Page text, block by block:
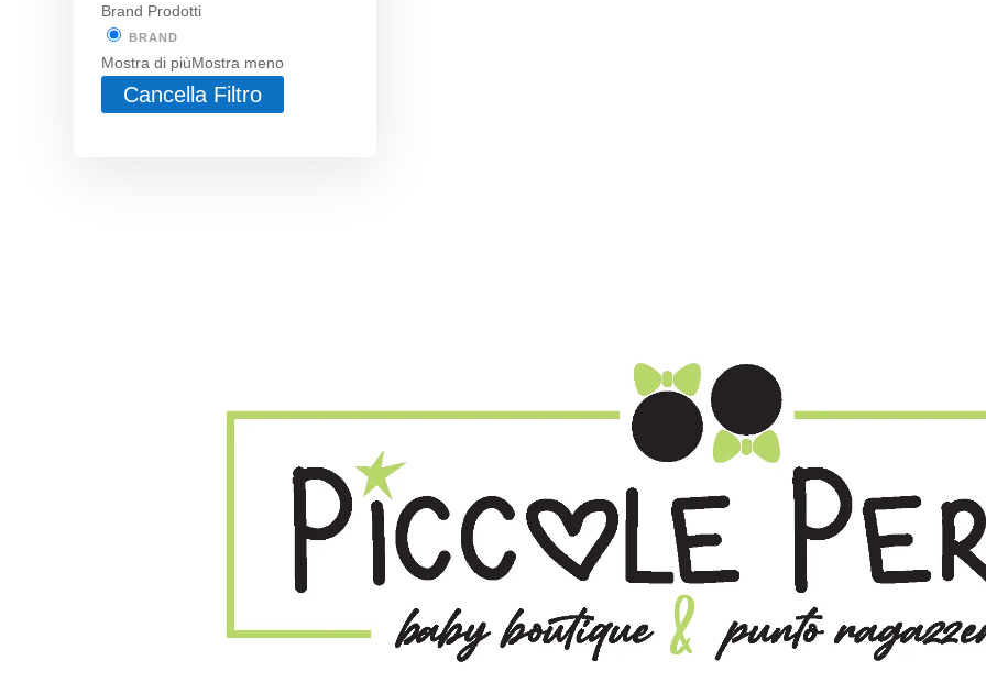
Brand Prodotti
BRAND
Mostra di piùMostra meno
Cancella Filtro